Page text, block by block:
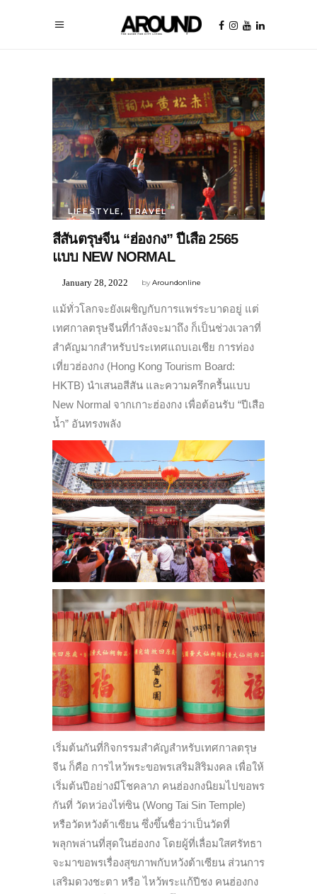
LIFESTYLE, TRAVEL
สีสันตรุษจีน “ฮ่องกง” ปีเสือ 2565
แบบ NEW NORMAL
byAroundonline
January 28, 2022
แม้ทั่วโลกจะยังเผชิญกับการแพร่ระบาดอยู่ แต่
เทศกาลตรุษจีนที่กำลังจะมาถึง ก็เป็นช่วงเวลาที่
สำคัญมากสำหรับประเทศแถบเอเชีย การท่อง
เที่ยวฮ่องกง (Hong Kong Tourism Board:
HKTB) นำเสนอสีสัน และความครึกครื้นแบบ
New Normal จากเกาะฮ่องกง เพื่อต้อนรับ “ปีเสือ
น้ำ” อันทรงพลัง
เริ่มต้นกันที่กิจกรรมสำคัญสำหรับเทศกาลตรุษ
จีน ก็คือ การไหว้พระขอพรเสริมสิริมงคล เพื่อให้
เริ่มต้นปีอย่างมีโชคลาภ คนฮ่องกงนิยมไปขอพร
กันที่ วัดหว่องไท่ซิน (Wong Tai Sin Temple)
หรือวัดหวังต้าเซียน ซึ่งขึ้นชื่อว่าเป็นวัดที่
พลุกพล่านที่สุดในฮ่องกง โดยผู้ที่เลื่อมใสศรัทธา
จะมาขอพรเรื่องสุขภาพกับหวังต้าเซียน ส่วนการ
เสริมดวงชะตา หรือ ไหว้พระแก้ปีชง คนฮ่องกง